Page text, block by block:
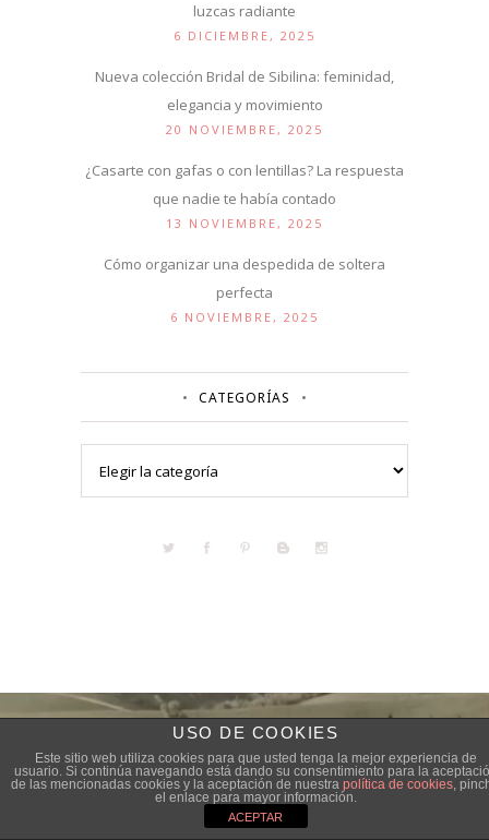
luzcas radiante
6 DICIEMBRE, 2025
Nueva colección Bridal de Sibilina: feminidad,
elegancia y movimiento
20 NOVIEMBRE, 2025
¿Casarte con gafas o con lentillas? La respuesta
que nadie te había contado
13 NOVIEMBRE, 2025
Cómo organizar una despedida de soltera
perfecta
6 NOVIEMBRE, 2025
CATEGORÍAS
USO DE COOKIES
Este sitio web utiliza cookies para que usted tenga la mejor experiencia de
usuario. Si continúa navegando está dando su consentimiento para la
de las mencionadas cookies y la aceptación de nuestra política de cookies,
el enlace para mayor información.
ACEPTAR